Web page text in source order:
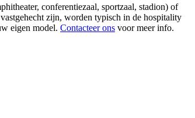
conferentiezaal, sportzaal, stadion) of
zijn, worden typisch in de hospitality
eigen model. Contacteer ons voor meer info.